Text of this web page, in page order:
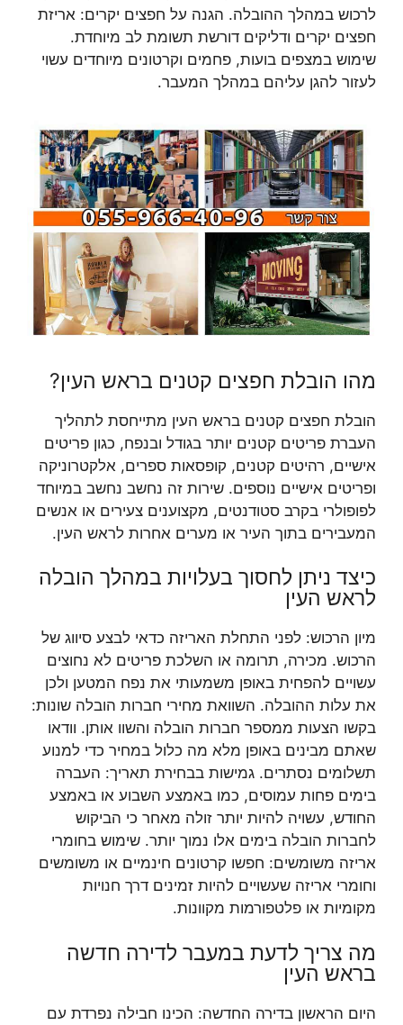
לרכוש במהלך ההובלה. הגנה על חפצים יקרים: אריזת
חפצים יקרים ודליקים דורשת תשומת לב מיוחדת.
שימוש במצפים בועות, פחמים וקרטונים מיוחדים עשוי
לעזור להגן עליהם במהלך המעבר.
מהו הובלת חפצים קטנים בראש העין?
הובלת חפצים קטנים בראש העין מתייחסת לתהליך
העברת פריטים קטנים יותר בגודל ובנפח, כגון פריטים
אישיים, רהיטים קטנים, קופסאות ספרים, אלקטרוניקה
ופריטים אישיים נוספים. שירות זה נחשב נחשב במיוחד
לפופולרי בקרב סטודנטים, מקצוענים צעירים או אנשים
המעבירים בתוך העיר או מערים אחרות לראש העין.
כיצד ניתן לחסוך בעלויות במהלך הובלה
לראש העין
מיון הרכוש: לפני התחלת האריזה כדאי לבצע סיווג של
הרכוש. מכירה, תרומה או השלכת פריטים לא נחוצים
עשויים להפחית באופן משמעותי את נפח המטען ולכן
את עלות ההובלה. השוואת מחירי חברות הובלה שונות:
בקשו הצעות ממספר חברות הובלה והשוו אותן. וודאו
שאתם מבינים באופן מלא מה כלול במחיר כדי למנוע
תשלומים נסתרים. גמישות בבחירת תאריך: העברה
בימים פחות עמוסים, כמו באמצע השבוע או באמצע
החודש, עשויה להיות יותר זולה מאחר כי הביקוש
לחברות הובלה בימים אלו נמוך יותר. שימוש בחומרי
אריזה משומשים: חפשו קרטונים חינמיים או משומשים
וחומרי אריזה שעשויים להיות זמינים דרך חנויות
מקומיות או פלטפורמות מקוונות.
מה צריך לדעת במעבר לדירה חדשה
בראש העין
היום הראשון בדירה החדשה: הכינו חבילה נפרדת עם